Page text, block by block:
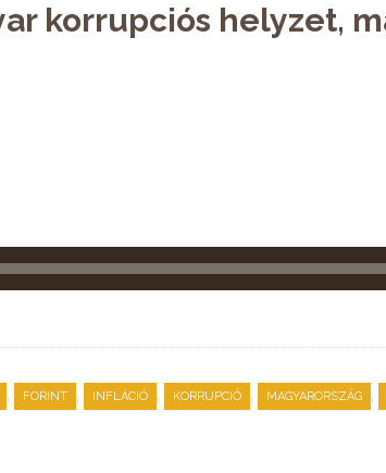
korrupciós helyzet,
, FORINT , INFLÁCIÓ , KORRUPCIÓ , MAGYARORSZÁG ,